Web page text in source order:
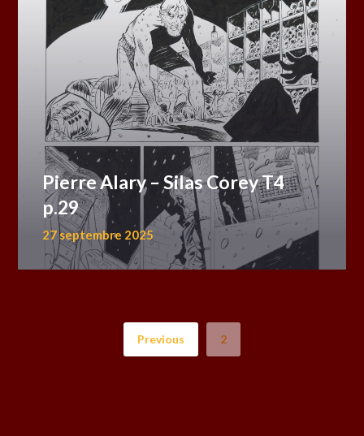
Pierre Alary – Silas Corey T4
p.29
27 septembre 2025
Previous 2